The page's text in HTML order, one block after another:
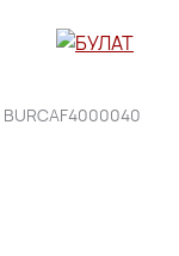
BURCAF4000040